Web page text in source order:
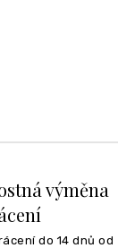
výměna
do 14 dnů od